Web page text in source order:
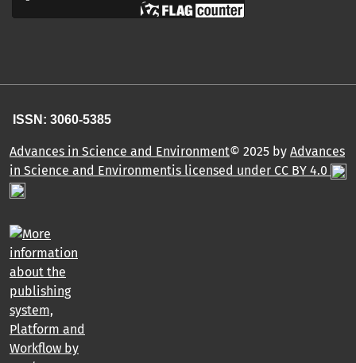
ISSN: 3060-5385
Advances in Science and Environment© 2025 by Advances
in Science and Environmentis licensed under CC BY 4.0